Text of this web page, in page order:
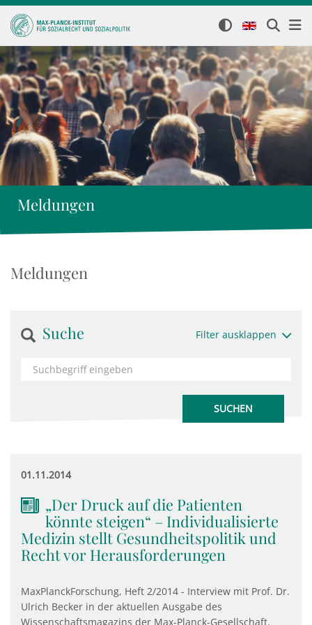
Meldungen
Meldungen
Suche Filter ausklappen
01.11.2014
„Der Druck auf die Patienten
könnte steigen“ – Individualisierte
Medizin stellt Gesundheitspolitik und
Recht vor Herausforderungen
MaxPlanckForschung, Heft 2/2014 - Interview mit Prof. Dr.
Ulrich Becker in der aktuellen Ausgabe des
Wissenschaftsmagazins der Max-Planck-Gesellschaft.